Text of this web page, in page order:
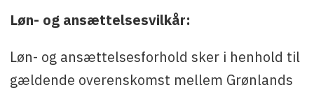
Løn- og ansættelsesvilkår:
Løn- og ansættelsesforhold sker i henhold til
gældende overenskomst mellem Grønlands